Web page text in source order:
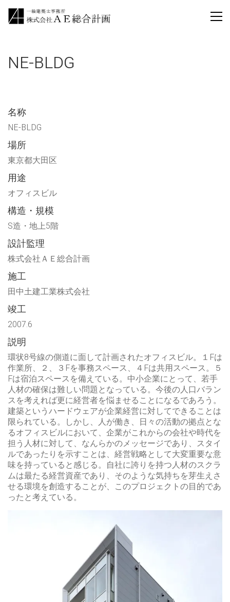
NE-BLDG
名称
NE-BLDG
場所
東京都大田区
用途
オフィスビル
構造・規模
S造・地上5階
設計監理
株式会社ＡＥ総合計画
施工
田中土建工業株式会社
竣工
2007.6
説明
環状8号線の側道に面して計画されたオフィスビル。１Fは
作業所、２、３Fを事務スペース、４Fは共用スペース。５
Fは宿泊スペースを備えている。中小企業にとって、若手
人材の確保は難しい問題となっている。今後の人口バラン
スを考えれば更に経営者を悩ませることになるであろう。
建築というハードウェアが企業経営に対してできることは
限られている。しかし、人が働き、日々の活動の拠点とな
るオフィスビルにおいて、企業がこれからの会社や時代を
担う人材に対して、なんらかのメッセージであり、スタイ
ルであったりを示すことは、経営戦略として大変重要な意
味を持っていると感じる。自社に誇りを持つ人材のスクラ
ムは最たる経営資産であり、そのような気持ちを芽生えさ
せる環境を創造することが、このプロジェクトの目的であ
ったと考えている。